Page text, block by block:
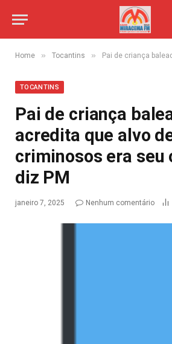
Home » Tocantins » Pai de criança baleada acredita que
TOCANTINS
Pai de criança
acredita que alvo
criminosos era seu
diz PM
janeiro 7, 2025 Nenhum comentário